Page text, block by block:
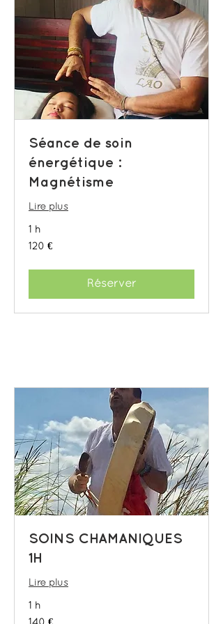
Séance de soin
énergétique :
Magnétisme
Lire plus
1 h
120
euros
120 €
Réserver
SOINS CHAMANIQUES
1H
Lire plus
1 h
140